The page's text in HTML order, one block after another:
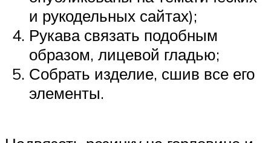
и рукодельных сайтах);
Рукава связать подобным
образом, лицевой гладью;
Собрать изделие, сшив все его
элементы.